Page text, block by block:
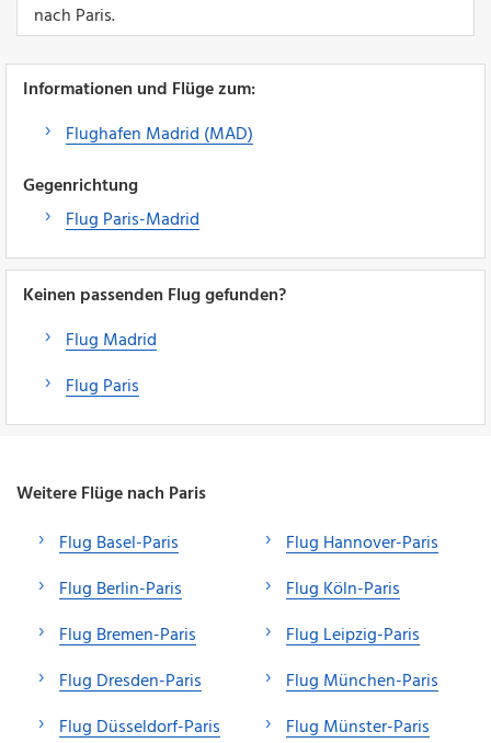
nach Paris.
Informationen und Flüge zum:
Flughafen Madrid (MAD)
Gegenrichtung
Flug Paris-Madrid
Keinen passenden Flug gefunden?
Flug Madrid
Flug Paris
Weitere Flüge nach Paris
Flug Basel-Paris
Flug Berlin-Paris
Flug Bremen-Paris
Flug Dresden-Paris
Flug Düsseldorf-Paris
Flug Hannover-Paris
Flug Köln-Paris
Flug Leipzig-Paris
Flug München-Paris
Flug Münster-Paris